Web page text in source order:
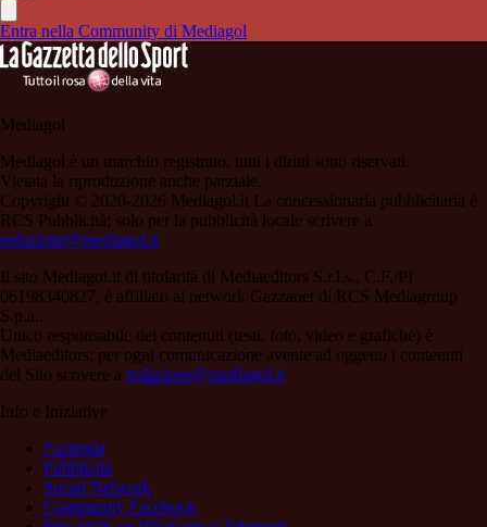
Entra nella Community di Mediagol
Mediagol
Mediagol è un marchio registrato, tutti i diritti sono riservati.
Vietata la riproduzione anche parziale.
Copyright © 2020-2026 Mediagol.it La concessionaria pubblicitaria è
RCS Pubblicità; solo per la pubblicità locale scrivere a
redazione@mediagol.it
Il sito Mediagol.it di titolarità di Mediaeditors S.r.l.s., C.F./PI
06198340827, è affiliato al network Gazzanet di RCS Mediagroup
S.p.a..
Unico responsabile dei contenuti (testi, foto, video e grafiche) è
Mediaeditors; per ogni comunicazione avente ad oggetto i contenuti
del Sito scrivere a redazione@mediagol.it
Info e Iniziative
l’azienda
Pubblicità
Social Network
Community Facebook